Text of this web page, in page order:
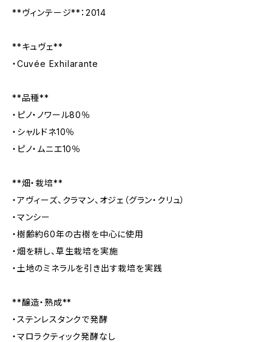
**ヴィンテージ**：2014
**キュヴェ**
・Cuvée Exhilarante
**品種**
・ピノ・ノワール80％
・シャルドネ10％
・ピノ・ムニエ10％
**畑・栽培**
・アヴィーズ、クラマン、オジェ（グラン・クリュ）
・マンシー
・樹齢約60年の古樹を中心に使用
・畑を耕し、草生栽培を実施
・土地のミネラルを引き出す栽培を実践
**醸造・熟成**
・ステンレスタンクで発酵
・マロラクティック発酵なし